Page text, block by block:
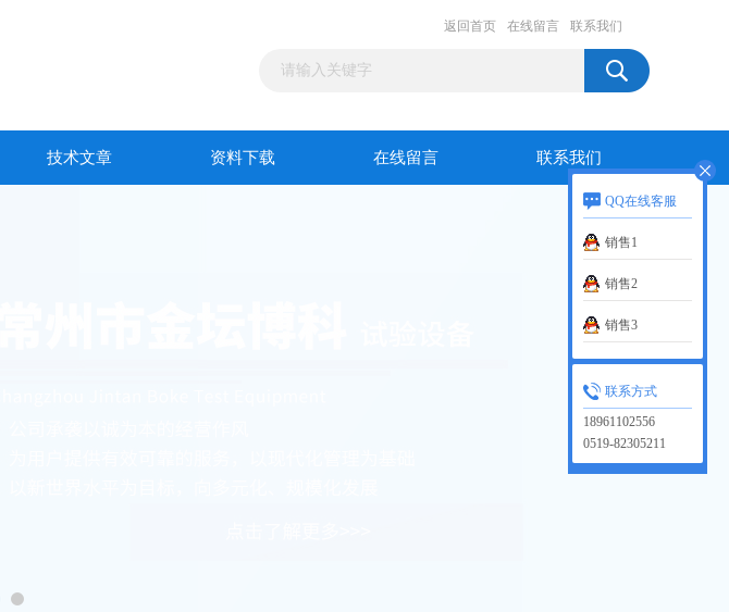
返回首页 在线留言 联系我们
技术文章 资料下载 在线留言 联系我们
QQ在线客服
销售1
销售2
销售3
联系方式
18961102556
0519-82305211